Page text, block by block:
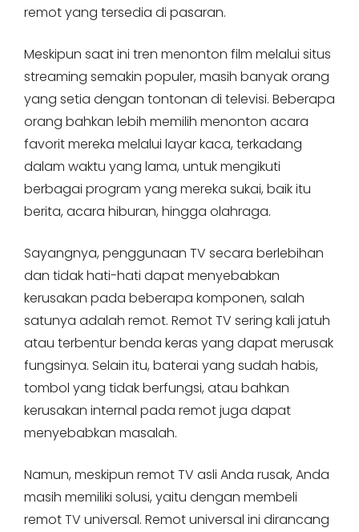
remot yang tersedia di pasaran.
Meskipun saat ini tren menonton film melalui situs
streaming semakin populer, masih banyak orang
yang setia dengan tontonan di televisi. Beberapa
orang bahkan lebih memilih menonton acara
favorit mereka melalui layar kaca, terkadang
dalam waktu yang lama, untuk mengikuti
berbagai program yang mereka sukai, baik itu
berita, acara hiburan, hingga olahraga.
Sayangnya, penggunaan TV secara berlebihan
dan tidak hati-hati dapat menyebabkan
kerusakan pada beberapa komponen, salah
satunya adalah remot. Remot TV sering kali jatuh
atau terbentur benda keras yang dapat merusak
fungsinya. Selain itu, baterai yang sudah habis,
tombol yang tidak berfungsi, atau bahkan
kerusakan internal pada remot juga dapat
menyebabkan masalah.
Namun, meskipun remot TV asli Anda rusak, Anda
masih memiliki solusi, yaitu dengan membeli
remot TV universal. Remot universal ini dirancang